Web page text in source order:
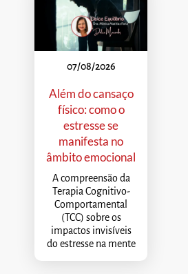
07/08/2026
Além do cansaço
físico: como o
estresse se
manifesta no
âmbito emocional
A compreensão da
Terapia Cognitivo-
Comportamental
(TCC) sobre os
impactos invisíveis
do estresse na mente